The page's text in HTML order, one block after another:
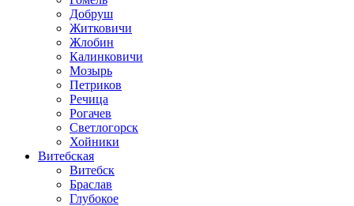
Добруш
Житковичи
Жлобин
Калинковичи
Мозырь
Петриков
Речица
Рогачев
Светлогорск
Хойники
Витебская
Витебск
Браслав
Глубокое